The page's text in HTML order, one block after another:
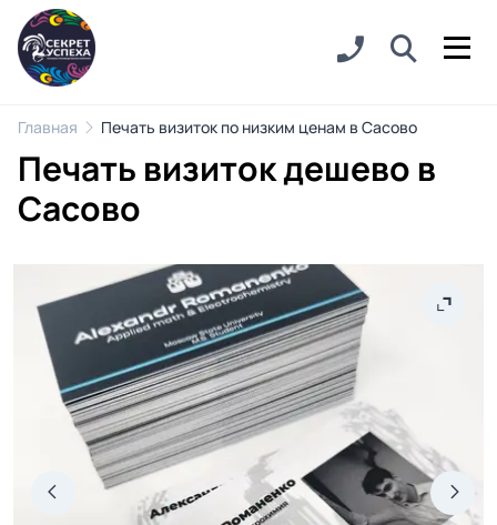
Главная Печать визиток по низким ценам в Сасово
Печать визиток дешево в
Сасово